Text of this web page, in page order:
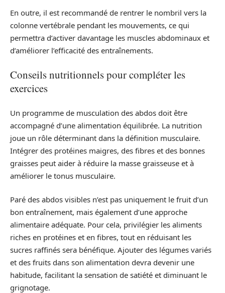
En outre, il est recommandé de rentrer le nombril vers la
colonne vertébrale pendant les mouvements, ce qui
permettra d’activer davantage les muscles abdominaux et
d’améliorer l’efficacité des entraînements.
Conseils nutritionnels pour compléter les
exercices
Un programme de musculation des abdos doit être
accompagné d’une alimentation équilibrée. La nutrition
joue un rôle déterminant dans la définition musculaire.
Intégrer des protéines maigres, des fibres et des bonnes
graisses peut aider à réduire la masse graisseuse et à
améliorer le tonus musculaire.
Paré des abdos visibles n’est pas uniquement le fruit d’un
bon entraînement, mais également d’une approche
alimentaire adéquate. Pour cela, privilégier les aliments
riches en protéines et en fibres, tout en réduisant les
sucres raffinés sera bénéfique. Ajouter des légumes variés
et des fruits dans son alimentation devra devenir une
habitude, facilitant la sensation de satiété et diminuant le
grignotage.